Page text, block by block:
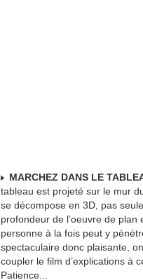
MARCHEZ DANS LE
tableau est projeté sur le mur
se décompose en 3D, pas
profondeur de l’oeuvre de plan
personne à la fois peut y
spectaculaire donc plaisante,
coupler le film d’explications à
Patience...